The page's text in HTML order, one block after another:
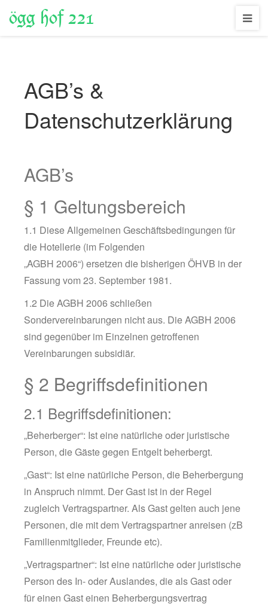
ögg hof 221
AGB’s &
Datenschutzerklärung
AGB’s
§ 1 Geltungsbereich
1.1 Diese Allgemeinen Geschäftsbedingungen für
die Hotellerie (im Folgenden
„AGBH 2006“) ersetzen die bisherigen ÖHVB in der
Fassung vom 23. September 1981.
1.2 Die AGBH 2006 schließen
Sondervereinbarungen nicht aus. Die AGBH 2006
sind gegenüber im Einzelnen getroffenen
Vereinbarungen subsidiär.
§ 2 Begriffsdefinitionen
2.1 Begriffsdefinitionen:
„Beherberger“: Ist eine natürliche oder juristische
Person, die Gäste gegen Entgelt beherbergt.
„Gast“: Ist eine natürliche Person, die Beherbergung
in Anspruch nimmt. Der Gast ist in der Regel
zugleich Vertragspartner. Als Gast gelten auch jene
Personen, die mit dem Vertragspartner anreisen (zB
Familienmitglieder, Freunde etc).
„Vertragspartner“: Ist eine natürliche oder juristische
Person des In- oder Auslandes, die als Gast oder
für einen Gast einen Beherbergungsvertrag